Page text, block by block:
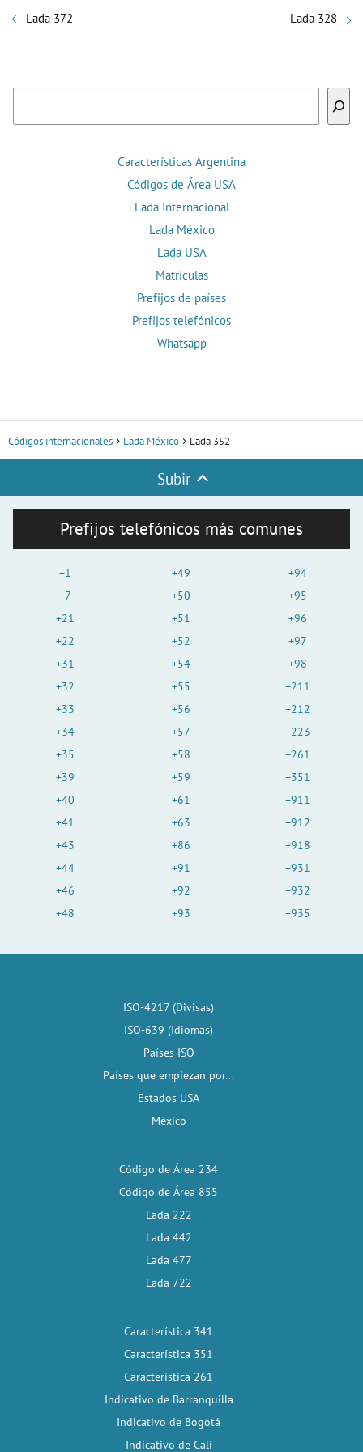
Lada 372 Lada 328
Características Argentina
Códigos de Área USA
Lada Internacional
Lada México
Lada USA
Matrículas
Prefijos de países
Prefijos telefónicos
Whatsapp
Códigos internacionales Lada México Lada 352
Subir
Prefijos telefónicos más comunes
+1
+7
+21
+22
+31
+32
+33
+34
+35
+39
+40
+41
+43
+44
+46
+48
+49
+50
+51
+52
+54
+55
+56
+57
+58
+59
+61
+63
+86
+91
+92
+93
+94
+95
+96
+97
+98
+211
+212
+223
+261
+351
+911
+912
+918
+931
+932
+935
ISO-4217 (Divisas)
ISO-639 (Idiomas)
Países ISO
Países que empiezan por...
Estados USA
México
Código de Área 234
Código de Área 855
Lada 222
Lada 442
Lada 477
Lada 722
Característica 341
Característica 351
Característica 261
Indicativo de Barranquilla
Indicativo de Bogotá
Indicativo de Cali